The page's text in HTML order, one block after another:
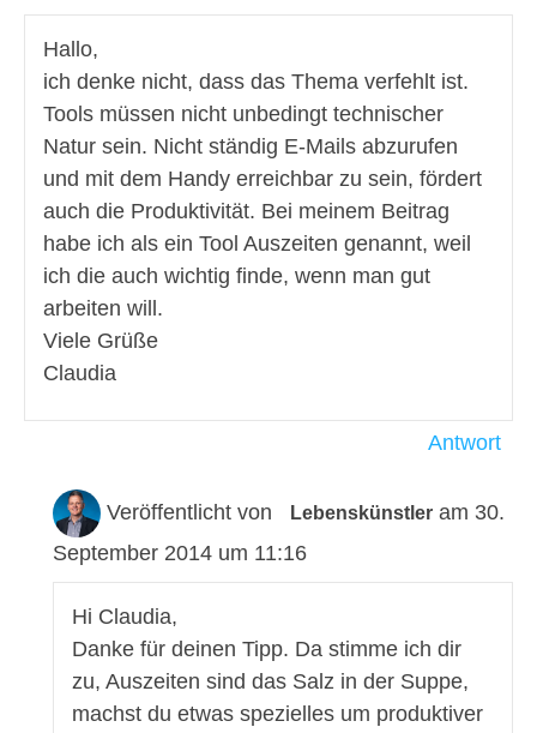
Hallo,
ich denke nicht, dass das Thema verfehlt ist.
Tools müssen nicht unbedingt technischer
Natur sein. Nicht ständig E-Mails abzurufen
und mit dem Handy erreichbar zu sein, fördert
auch die Produktivität. Bei meinem Beitrag
habe ich als ein Tool Auszeiten genannt, weil
ich die auch wichtig finde, wenn man gut
arbeiten will.
Viele Grüße
Claudia
Antwort
Veröffentlicht von Lebenskünstler am 30.
September 2014 um 11:16
Hi Claudia,
Danke für deinen Tipp. Da stimme ich dir
zu, Auszeiten sind das Salz in der Suppe,
machst du etwas spezielles um produktiver